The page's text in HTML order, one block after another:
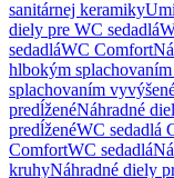
sanitárnej keramiky
diely pre WC sedadlá
sedadláWC Comfort
hlbokým
splachovaním
predĺženéNáhradné
predĺženéWC sedadlá
ComfortWC sedadlá
kruhyNáhradné diely